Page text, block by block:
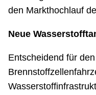
den Markthochlauf
Neue
Entscheidend für